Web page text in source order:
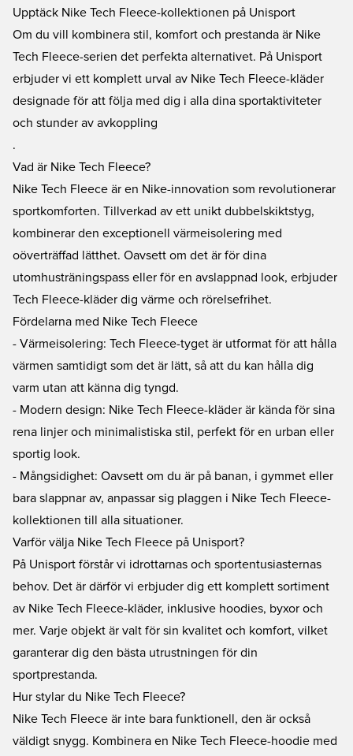
Tech Fleece, grå Tech Fleece eller blå Tech Fleece - eller om du letar efter
storlekar finns också. Handla Tech Fleece kläder nu med snabb leverans på
Unisport!
Upptäck Nike Tech Fleece-kollektionen på Unisport
Om du vill kombinera stil, komfort och prestanda är Nike
Tech Fleece-serien det perfekta alternativet. På Unisport
erbjuder vi ett komplett urval av Nike Tech Fleece-kläder
designade för att följa med dig i alla dina sportaktiviteter
och stunder av avkoppling
.
Vad är Nike Tech Fleece?
Nike Tech Fleece är en Nike-innovation som revolutionerar
sportkomforten. Tillverkad av ett unikt dubbelskiktstyg,
kombinerar den exceptionell värmeisolering med
oöverträffad lätthet. Oavsett om det är för dina
utomhusträningspass eller för en avslappnad look, erbjuder
Tech Fleece-kläder dig värme och rörelsefrihet.
Fördelarna med Nike Tech Fleece
- Värmeisolering: Tech Fleece-tyget är utformat för att hålla
värmen samtidigt som det är lätt, så att du kan hålla dig
varm utan att känna dig tyngd.
- Modern design: Nike Tech Fleece-kläder är kända för sina
rena linjer och minimalistiska stil, perfekt för en urban eller
sportig look.
- Mångsidighet: Oavsett om du är på banan, i gymmet eller
bara slappnar av, anpassar sig plaggen i Nike Tech Fleece-
kollektionen till alla situationer.
Varför välja Nike Tech Fleece på Unisport?
På Unisport förstår vi idrottarnas och sportentusiasternas
behov. Det är därför vi erbjuder dig ett komplett sortiment
av Nike Tech Fleece-kläder, inklusive hoodies, byxor och
mer. Varje objekt är valt för sin kvalitet och komfort, vilket
garanterar dig den bästa utrustningen för din
sportprestanda.
Hur stylar du Nike Tech Fleece?
Nike Tech Fleece är inte bara funktionell, den är också
väldigt snygg. Kombinera en Nike Tech Fleece-hoodie med